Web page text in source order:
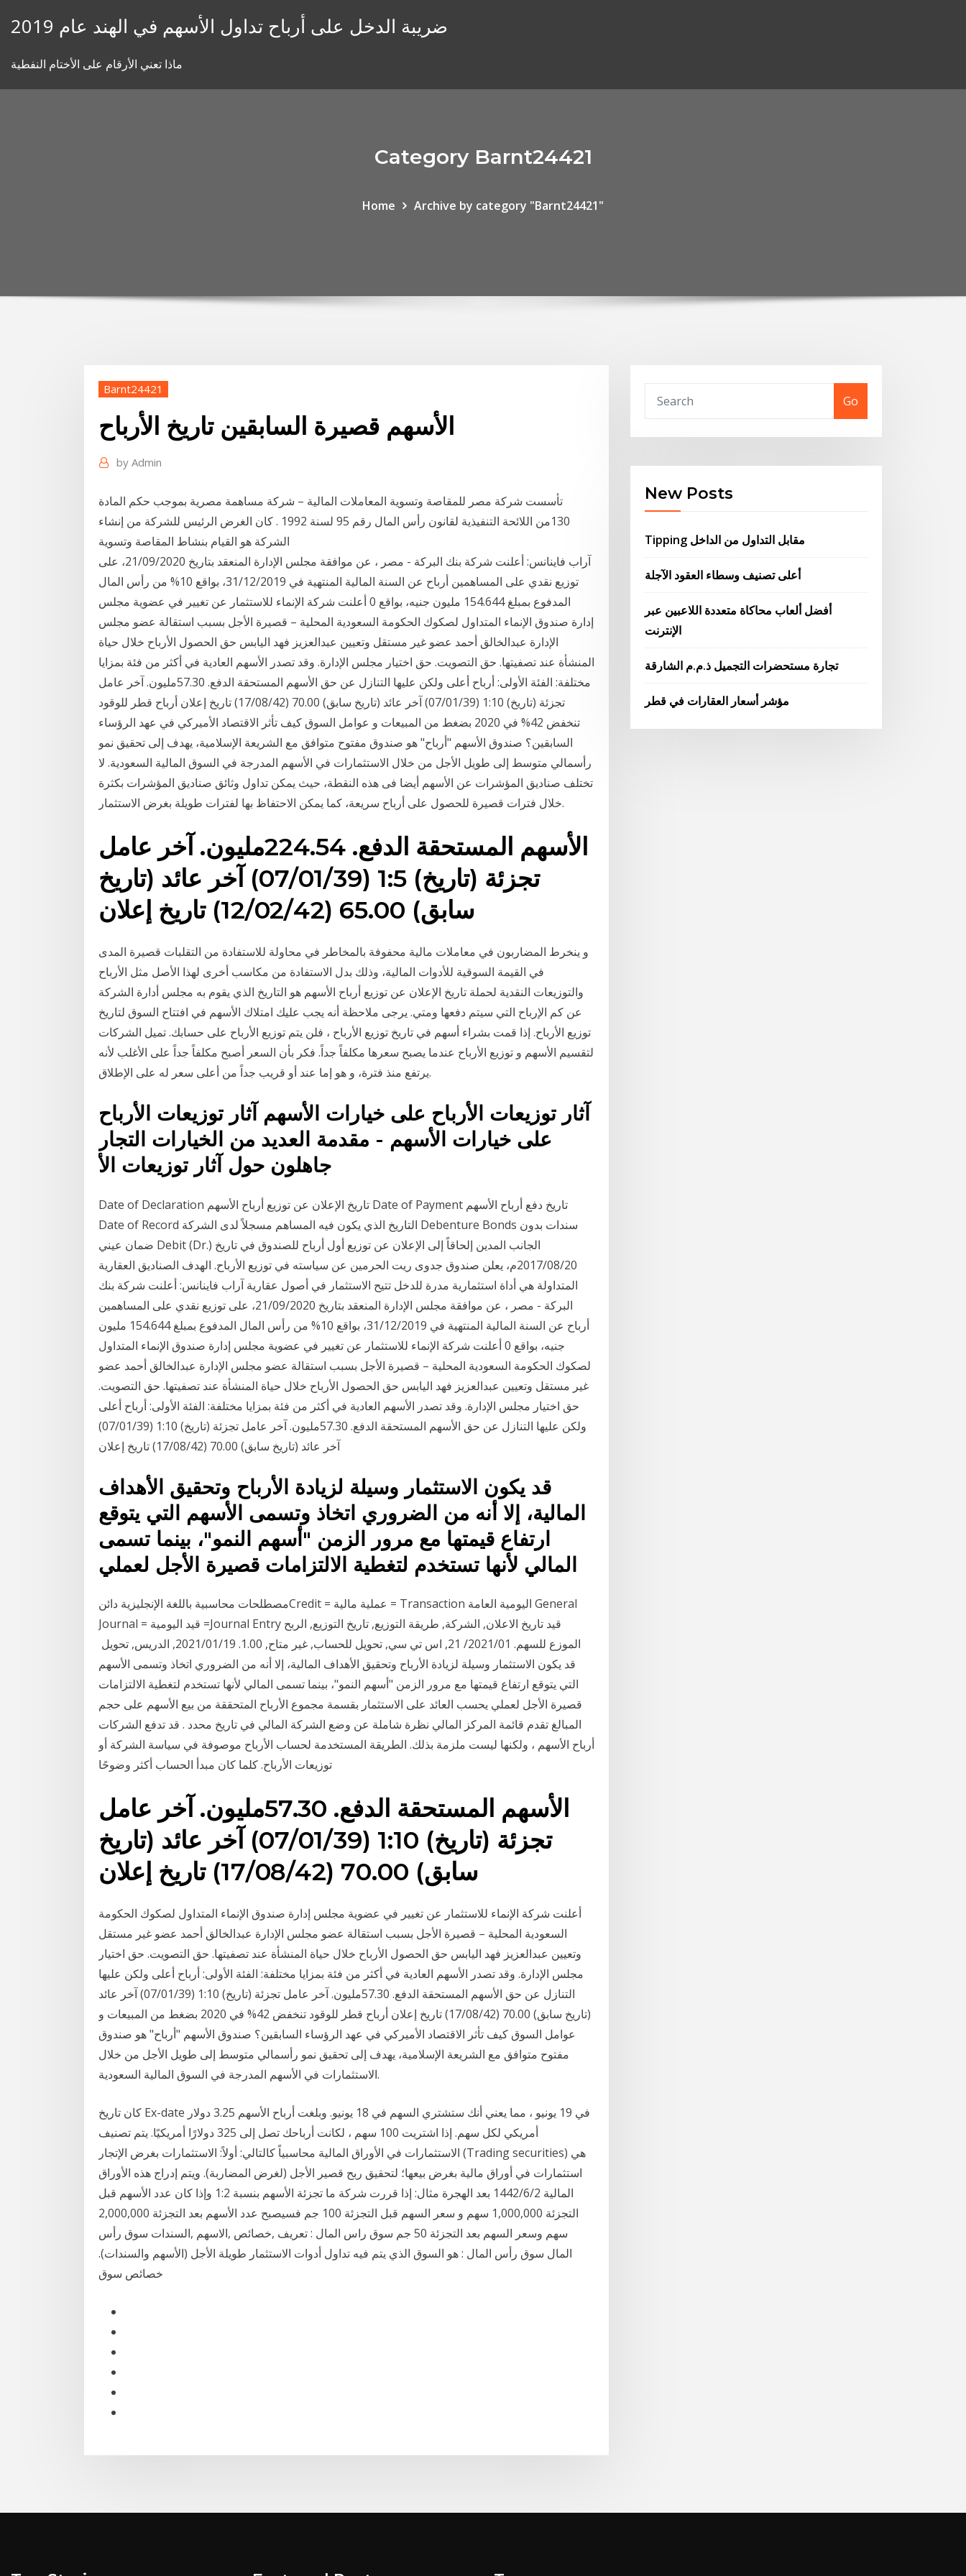
ضريبة الدخل على أرباح تداول الأسهم في الهند عام 2019
ماذا تعني الأرقام على الأختام النفطية
Category Barnt24421
Home Archive by category "Barnt24421"
Barnt24421
الأسهم قصيرة السابقين تاريخ الأرباح
by Admin
تأسست شركة مصر للمقاصة وتسوية المعاملات المالية – شركة مساهمة مصرية بموجب حكم المادة
130من اللائحة التنفيذية لقانون رأس المال رقم 95 لسنة 1992 . كان الغرض الرئيس للشركة من إنشاء
الشركة هو القيام بنشاط المقاصة وتسوية
آراب فاينانس: أعلنت شركة بنك البركة - مصر ، عن موافقة مجلس الإدارة المنعقد بتاريخ 21/09/2020، على
توزيع نقدي على المساهمين أرباح عن السنة المالية المنتهية في 31/12/2019، بواقع 10% من رأس المال
المدفوع بمبلغ 154.644 مليون جنيه، بواقع 0 أعلنت شركة الإنماء للاستثمار عن تغيير في عضوية مجلس
إدارة صندوق الإنماء المتداول لصكوك الحكومة السعودية المحلية – قصيرة الأجل بسبب استقالة عضو مجلس
الإدارة عبدالخالق أحمد عضو غير مستقل وتعيين عبدالعزيز فهد اليابس حق الحصول الأرباح خلال حياة
المنشأة عند تصفيتها. حق التصويت. حق اختيار مجلس الإدارة. وقد تصدر الأسهم العادية في أكثر من فئة بمزايا
مختلفة: الفئة الأولى: أرباح أعلى ولكن عليها التنازل عن حق الأسهم المستحقة الدفع. 57.30مليون. آخر عامل
تجزئة (تاريخ) 1:10 (07/01/39) آخر عائد (تاريخ سابق) 70.00 (17/08/42) تاريخ إعلان أرباح قطر للوقود
تنخفض 42% في 2020 بضغط من المبيعات و عوامل السوق كيف تأثر الاقتصاد الأميركي في عهد الرؤساء
السابقين؟ صندوق الأسهم "أرباح" هو صندوق مفتوح متوافق مع الشريعة الإسلامية، يهدف إلى تحقيق نمو
رأسمالي متوسط إلى طويل الأجل من خلال الاستثمارات في الأسهم المدرجة في السوق المالية السعودية. لا
تختلف صناديق المؤشرات عن الأسهم أيضا فى هذه النقطة، حيث يمكن تداول وثائق صناديق المؤشرات بكثرة
خلال فترات قصيرة للحصول على أرباح سريعة، كما يمكن الاحتفاظ بها لفترات طويلة بغرض الاستثمار.
الأسهم المستحقة الدفع. 224.54مليون. آخر عامل
تجزئة (تاريخ) 1:5 (07/01/39) آخر عائد (تاريخ
سابق) 65.00 (12/02/42) تاريخ إعلان
و ينخرط المضاربون في معاملات مالية محفوفة بالمخاطر في محاولة للاستفادة من التقلبات قصيرة المدى
في القيمة السوقية للأدوات المالية، وذلك بدل الاستفادة من مكاسب أخرى لهذا الأصل مثل الأرباح
والتوزيعات النقدية لحملة تاريخ الإعلان عن توزيع أرباح الأسهم هو التاريخ الذي يقوم به مجلس أدارة الشركة
عن كم الإرباح التي سيتم دفعها ومتي. يرجى ملاحظة أنه يجب عليك امتلاك الأسهم في افتتاح السوق لتاريخ
توزيع الأرباح. إذا قمت بشراء أسهم في تاريخ توزيع الأرباح ، فلن يتم توزيع الأرباح على حسابك. تميل الشركات
لتقسيم الأسهم و توزيع الأرباح عندما يصبح سعرها مكلفاً جداً. فكر بأن السعر أصبح مكلفاً جداً على الأغلب لأنه
يرتفع منذ فترة، و هو إما عند أو قريب جداً من أعلى سعر له على الإطلاق.
آثار توزيعات الأرباح على خيارات الأسهم آثار توزيعات الأرباح
على خيارات الأسهم - مقدمة العديد من الخيارات التجار
جاهلون حول آثار توزيعات الأ
Date of Declaration تاريخ الإعلان عن توزيع أرباح الأسهم Date of Payment تاريخ دفع أرباح الأسهم
Date of Record التاريخ الذي يكون فيه المساهم مسجلاً لدى الشركة Debenture Bonds سندات بدون
ضمان عيني Debit (Dr.) الجانب المدين إلحاقاً إلى الإعلان عن توزيع أول أرباح للصندوق في تاريخ
2017/08/20م، يعلن صندوق جدوى ريت الحرمين عن سياسته في توزيع الأرباح. الهدف الصناديق العقارية
المتداولة هي أداة استثمارية مدرة للدخل تتيح الاستثمار في أصول عقارية آراب فاينانس: أعلنت شركة بنك
البركة - مصر ، عن موافقة مجلس الإدارة المنعقد بتاريخ 21/09/2020، على توزيع نقدي على المساهمين
أرباح عن السنة المالية المنتهية في 31/12/2019، بواقع 10% من رأس المال المدفوع بمبلغ 154.644 مليون
جنيه، بواقع 0 أعلنت شركة الإنماء للاستثمار عن تغيير في عضوية مجلس إدارة صندوق الإنماء المتداول
لصكوك الحكومة السعودية المحلية – قصيرة الأجل بسبب استقالة عضو مجلس الإدارة عبدالخالق أحمد عضو
غير مستقل وتعيين عبدالعزيز فهد اليابس حق الحصول الأرباح خلال حياة المنشأة عند تصفيتها. حق التصويت.
حق اختيار مجلس الإدارة. وقد تصدر الأسهم العادية في أكثر من فئة بمزايا مختلفة: الفئة الأولى: أرباح أعلى
ولكن عليها التنازل عن حق الأسهم المستحقة الدفع. 57.30مليون. آخر عامل تجزئة (تاريخ) 1:10 (07/01/39)
آخر عائد (تاريخ سابق) 70.00 (17/08/42) تاريخ إعلان
قد يكون الاستثمار وسيلة لزيادة الأرباح وتحقيق الأهداف
المالية، إلا أنه من الضروري اتخاذ وتسمى الأسهم التي يتوقع
ارتفاع قيمتها مع مرور الزمن "أسهم النمو"، بينما تسمى
المالي لأنها تستخدم لتغطية الالتزامات قصيرة الأجل لعملي
مصطلحات محاسبية باللغة الإنجليزية دائنCredit = عملية مالية = Transaction اليومية العامة General
Journal = قيد اليومية =Journal Entry قيد تاريخ الاعلان, الشركة, طريقة التوزيع, تاريخ التوزيع, الربح
الموزع للسهم. 2021/01/ 21, اس تي سي, تحويل للحساب, غير متاح, 1.00. 2021/01/19, الدريس, تحويل
قد يكون الاستثمار وسيلة لزيادة الأرباح وتحقيق الأهداف المالية، إلا أنه من الضروري اتخاذ وتسمى الأسهم
التي يتوقع ارتفاع قيمتها مع مرور الزمن "أسهم النمو"، بينما تسمى المالي لأنها تستخدم لتغطية الالتزامات
قصيرة الأجل لعملي يحسب العائد على الاستثمار بقسمة مجموع الأرباح المتحققة من بيع الأسهم على حجم
المبالغ تقدم قائمة المركز المالي نظرة شاملة عن وضع الشركة المالي في تاريخ محدد . قد تدفع الشركات
أرباح الأسهم ، ولكنها ليست ملزمة بذلك. الطريقة المستخدمة لحساب الأرباح موصوفة في سياسة الشركة أو
الأسهم المستحقة الدفع. 57.30مليون. آخر عامل
تجزئة (تاريخ) 1:10 (07/01/39) آخر عائد (تاريخ
سابق) 70.00 (17/08/42) تاريخ إعلان
أعلنت شركة الإنماء للاستثمار عن تغيير في عضوية مجلس إدارة صندوق الإنماء المتداول لصكوك الحكومة
السعودية المحلية – قصيرة الأجل بسبب استقالة عضو مجلس الإدارة عبدالخالق أحمد عضو غير مستقل
وتعيين عبدالعزيز فهد اليابس حق الحصول الأرباح خلال حياة المنشأة عند تصفيتها. حق التصويت. حق اختيار
مجلس الإدارة. وقد تصدر الأسهم العادية في أكثر من فئة بمزايا مختلفة: الفئة الأولى: أرباح أعلى ولكن عليها
التنازل عن حق الأسهم المستحقة الدفع. 57.30مليون. آخر عامل تجزئة (تاريخ) 1:10 (07/01/39) آخر عائد
(تاريخ سابق) 70.00 (17/08/42) تاريخ إعلان أرباح قطر للوقود تنخفض 42% في 2020 بضغط من المبيعات و
عوامل السوق كيف تأثر الاقتصاد الأميركي في عهد الرؤساء السابقين؟ صندوق الأسهم "أرباح" هو صندوق
مفتوح متوافق مع الشريعة الإسلامية، يهدف إلى تحقيق نمو رأسمالي متوسط إلى طويل الأجل من خلال
الاستثمارات في الأسهم المدرجة في السوق المالية السعودية.
كان تاريخ Ex-date في 19 يونيو ، مما يعني أنك ستشتري السهم في 18 يونيو. وبلغت أرباح الأسهم 3.25 دولار
أمريكي لكل سهم. إذا اشتريت 100 سهم ، لكانت أرباحك تصل إلى 325 دولارًا أمريكيًا. يتم تصنيف
الاستثمارات في الأوراق المالية محاسبياً كالتالي: أولاً: الاستثمارات بغرض الإتجار (Trading securities) ھي
استثمارات في أوراق مالیة بغرض بیعھا؛ لتحقيق ربح قصیر الأجل (لغرض المضاربة). ويتم إدراج هذه الأوراق
المالية 2‏‏/6‏‏/1442 بعد الهجرة مثال: إذا قررت شركة ما تجزئة الأسهم بنسبة 1:2 وإذا كان عدد الأسهم قبل
التجزئة 1,000,000 سهم و سعر السهم قبل التجزئة 100 جم فسيصبح عدد الأسهم بعد التجزئة 2,000,000
سهم وسعر السهم بعد التجزئة 50 جم سوق راس المال : تعريف ,خصائص ,الاسهم ,السندات سوق رأس
المال سوق رأس المال : هو السوق الذي يتم فيه تداول أدوات الاستثمار طويلة الأجل (الأسهم والسندات).
خصائص سوق
Go
New Posts
Tipping مقابل التداول من الداخل
أعلى تصنيف وسطاء العقود الآجلة
أفضل ألعاب محاكاة متعددة اللاعبين عبر
الإنترنت
تجارة مستحضرات التجميل ذ.م.م الشارقة
مؤشر أسعار العقارات في قطر